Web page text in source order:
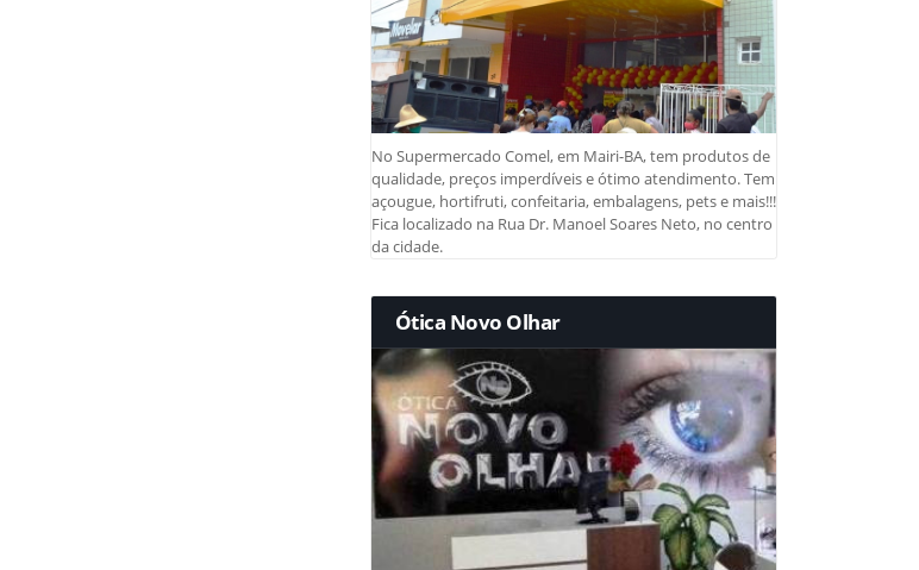
No Supermercado Comel, em Mairi-BA, tem produtos de
qualidade, preços imperdíveis e ótimo atendimento. Tem
açougue, hortifruti, confeitaria, embalagens, pets e mais!!!
Fica localizado na Rua Dr. Manoel Soares Neto, no centro
da cidade.
Ótica Novo Olhar